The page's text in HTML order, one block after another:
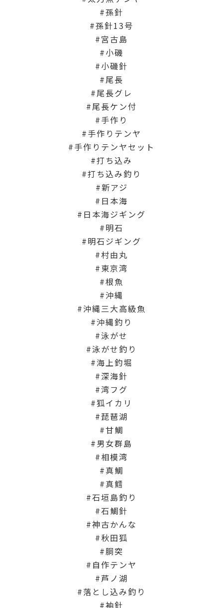
孫針
孫針13号
宮古島
小磯
小磯針
尾長
尾長グレ
尾長ケン付
手作り
手作りテンヤ
手作りテンヤセット
打ち込み
打ち込み釣り
新アジ
日本海
日本海ジギング
明石
明石ジギング
村由丸
東京湾
根魚
沖縄
沖縄三大高級魚
沖縄釣り
泳がせ
泳がせ釣り
海上釣堀
深海針
湾フグ
狐イカリ
琵琶湖
甘鯛
男女群島
相模湾
真鯛
真鱈
石垣島釣り
石鯛針
神古かんな
秋田狐
胴突
自作テンヤ
芦ノ湖
落とし込み釣り
袖針